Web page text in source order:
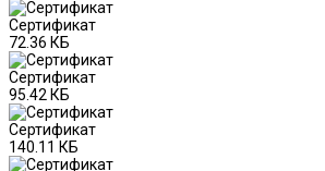
Сертификат
72.36 КБ
Сертификат
95.42 КБ
Сертификат
140.11 КБ